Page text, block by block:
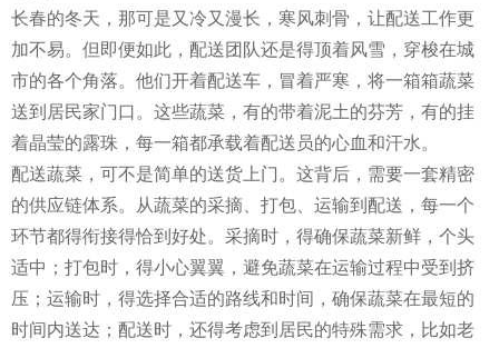
长春的冬天，那可是又冷又漫长，寒风刺骨，让配送工作更
加不易。但即便如此，配送团队还是得顶着风雪，穿梭在城
市的各个角落。他们开着配送车，冒着严寒，将一箱箱蔬菜
送到居民家门口。这些蔬菜，有的带着泥土的芬芳，有的挂
着晶莹的露珠，每一箱都承载着配送员的心血和汗水。
配送蔬菜，可不是简单的送货上门。这背后，需要一套精密
的供应链体系。从蔬菜的采摘、打包、运输到配送，每一个
环节都得衔接得恰到好处。采摘时，得确保蔬菜新鲜，个头
适中；打包时，得小心翼翼，避免蔬菜在运输过程中受到挤
压；运输时，得选择合适的路线和时间，确保蔬菜在最短的
时间内送达；配送时，还得考虑到居民的特殊需求，比如老